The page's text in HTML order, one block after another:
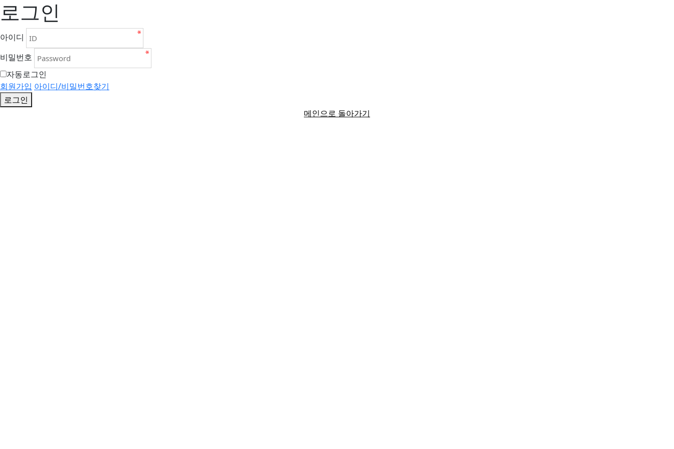
로그인
아이디
비밀번호
자동로그인
회원가입 아이디/비밀번호찾기
로그인
메인으로 돌아가기